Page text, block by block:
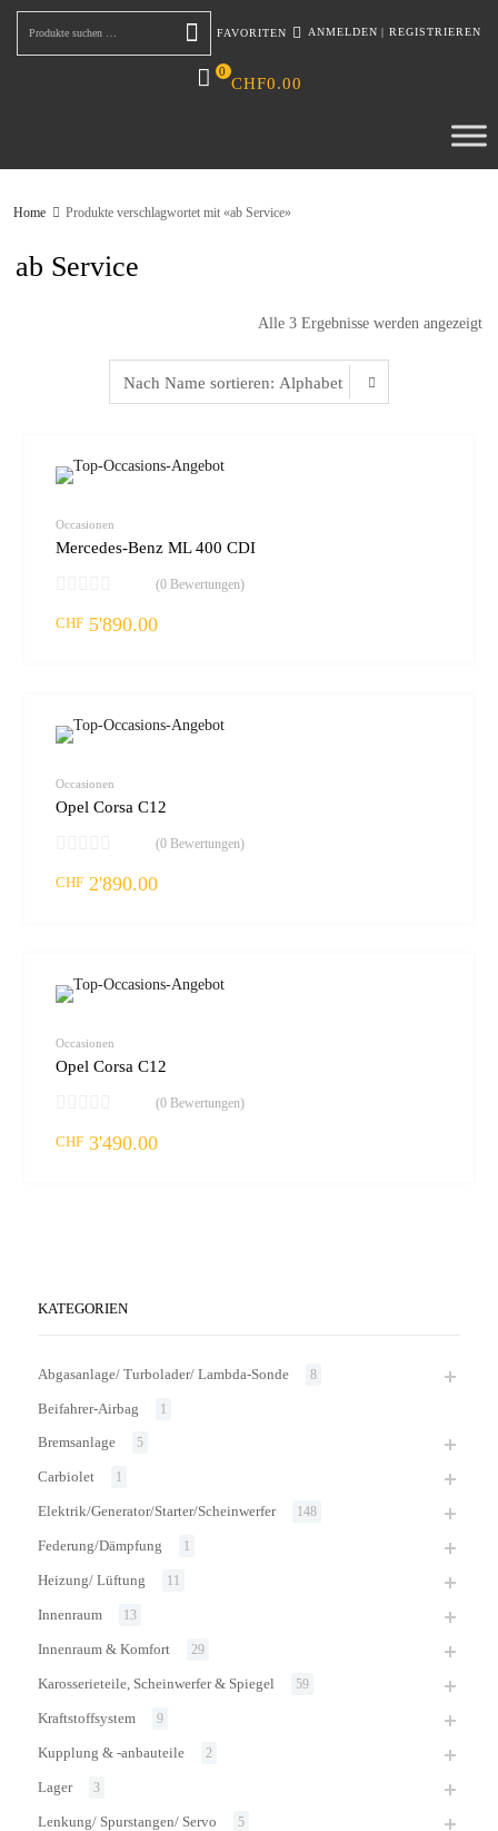
Suchen
FAVORITEN ANMELDEN | REGISTRIEREN
CHF0.00
0
Home Produkte verschlagwortet mit «ab Service»
ab Service
Alle 3 Ergebnisse werden angezeigt
Occasionen
Mercedes-Benz ML 400 CDI
(0 Bewertungen)
CHF 5'890.00
Occasionen
Opel Corsa C12
(0 Bewertungen)
CHF 2'890.00
Occasionen
Opel Corsa C12
(0 Bewertungen)
CHF 3'490.00
KATEGORIEN
Abgasanlage/ Turbolader/ Lambda-Sonde 8
Beifahrer-Airbag 1
Bremsanlage 5
Carbiolet 1
Elektrik/Generator/Starter/Scheinwerfer 148
Federung/Dämpfung 1
Heizung/ Lüftung 11
Innenraum 13
Innenraum & Komfort 29
Karosserieteile, Scheinwerfer & Spiegel 59
Kraftstoffsystem 9
Kupplung & -anbauteile 2
Lager 3
Lenkung/ Spurstangen/ Servo 5